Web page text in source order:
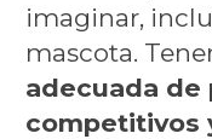
imaginar,
mascota.
adecuada de
competitivos